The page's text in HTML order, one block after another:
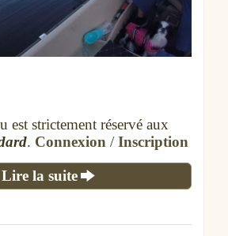
est strictement réservé aux
. Connexion /Inscription
Lire la suite